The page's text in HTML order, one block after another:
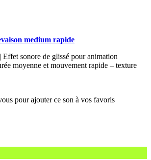
medium rapide
sonore de glissé pour animation
moyenne et mouvement rapide – texture